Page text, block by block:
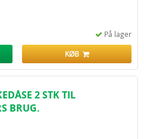
På lager
KØB
2 STK TIL
BRUG.